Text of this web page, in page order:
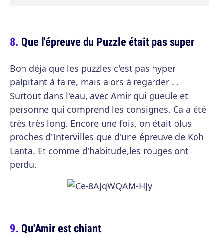
Que l'épreuve du Puzzle était pas super
Bon déjà que les puzzles c'est pas hyper
palpitant à faire, mais alors à regarder …
Surtout dans l'eau, avec Amir qui gueule et
personne qui comprend les consignes. Ca a été
très très long. Encore une fois, on était plus
proches d'Intervilles que d'une épreuve de Koh
Lanta. Et comme d'habitude,les rouges ont
perdu.
Qu'Amir est chiant